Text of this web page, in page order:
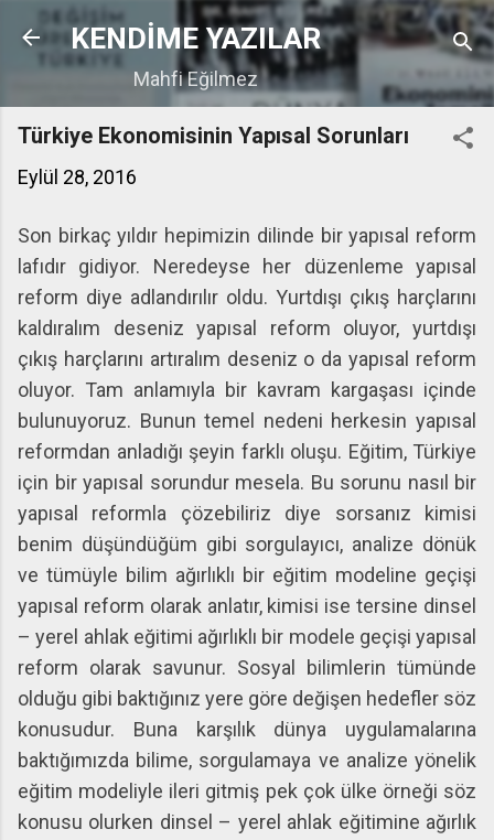
Ana içeriğe atla
KENDİME YAZILAR
Mahfi Eğilmez
Türkiye Ekonomisinin Yapısal Sorunları
Eylül 28, 2016
Son birkaç yıldır hepimizin dilinde bir yapısal reform
lafıdır gidiyor. Neredeyse her düzenleme yapısal
reform diye adlandırılır oldu. Yurtdışı çıkış harçlarını
kaldıralım deseniz yapısal reform oluyor, yurtdışı
çıkış harçlarını artıralım deseniz o da yapısal reform
oluyor. Tam anlamıyla bir kavram kargaşası içinde
bulunuyoruz. Bunun temel nedeni herkesin yapısal
reformdan anladığı şeyin farklı oluşu. Eğitim, Türkiye
için bir yapısal sorundur mesela. Bu sorunu nasıl bir
yapısal reformla çözebiliriz diye sorsanız kimisi
benim düşündüğüm gibi sorgulayıcı, analize dönük
ve tümüyle bilim ağırlıklı bir eğitim modeline geçişi
yapısal reform olarak anlatır, kimisi ise tersine dinsel
– yerel ahlak eğitimi ağırlıklı bir modele geçişi yapısal
reform olarak savunur. Sosyal bilimlerin tümünde
olduğu gibi baktığınız yere göre değişen hedefler söz
konusudur. Buna karşılık dünya uygulamalarına
baktığımızda bilime, sorgulamaya ve analize yönelik
eğitim modeliyle ileri gitmiş pek çok ülke örneği söz
konusu olurken dinsel – yerel ahlak eğitimine ağırlık